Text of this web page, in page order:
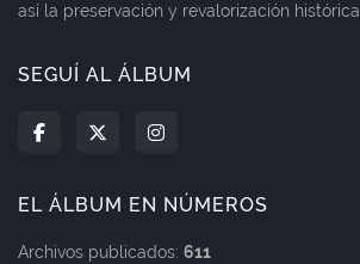
así la preservación y revalorización histórica.
SEGUÍ AL ÁLBUM
EL ÁLBUM EN NÚMEROS
Archivos publicados: 611